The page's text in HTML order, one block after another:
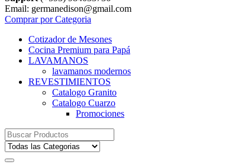
Email: germanedison@gmail.com
Comprar por Categoria
Cotizador de Mesones
Cocina Premium para Papá
LAVAMANOS
lavamanos modernos
REVESTIMIENTOS
Catalogo Granito
Catalogo Cuarzo
Promociones
Search
for: